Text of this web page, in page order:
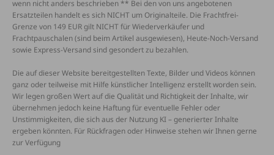
wenn nicht anders beschrieben ** Bei den von uns angebotenen
Ersatzteilen handelt es sich NICHT um Originalteile. Die Frachtfrei-
Grenze von 149 EUR gilt NICHT für Wiederverkäufer und
Frachtpauschalen (sind beim Artikel ausgewiesen), Heute-Noch-Versand
sowie Express-Versand sind gesondert zu bezahlen.
Die auf dieser Website bereitgestellten Texte, Bilder und Videos können
ganz oder teilweise mit Hilfe künstlicher Intelligenz erstellt worden sein.
Wir legen großen Wert auf die Qualität und Richtigkeit der Inhalte, wir
übernehmen jedoch keine Haftung für eventuelle Fehler oder
Unstimmigkeiten, die sich aus der Nutzung KI – generierter Inhalte
ergeben könnten. Für Rückfragen oder Hinweise stehen wir Ihnen gerne
zur Verfügung